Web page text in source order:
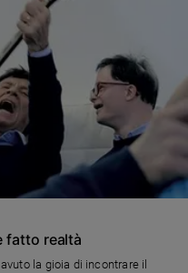
fatto realtà
la gioia di incontrare il